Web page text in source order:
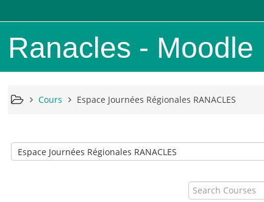
Ranacles - Moodle
Cours Espace Journées Régionales RANACLES
Courses